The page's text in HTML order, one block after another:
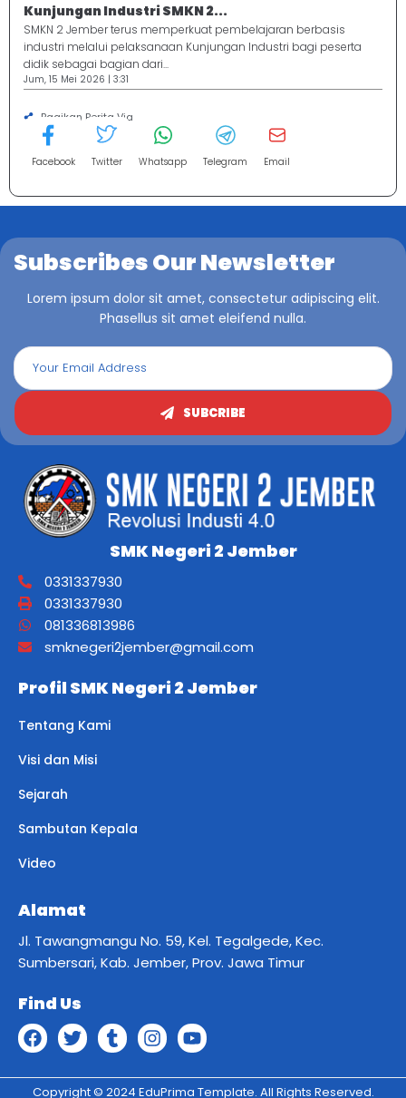
Kunjungan Industri SMKN 2...
SMKN 2 Jember terus memperkuat pembelajaran berbasis
industri melalui pelaksanaan Kunjungan Industri bagi peserta
didik sebagai bagian dari...
Jum, 15 Mei 2026 | 3:31
Bagikan Berita Via
Facebook Twitter Whatsapp Telegram Email
Subscribes Our Newsletter
Lorem ipsum dolor sit amet, consectetur adipiscing elit.
Phasellus sit amet eleifend nulla.
SUBCRIBE
SMK Negeri 2 Jember
0331337930
0331337930
081336813986
smknegeri2jember@gmail.com
Profil SMK Negeri 2 Jember
Tentang Kami
Visi dan Misi
Sejarah
Sambutan Kepala
Video
Alamat
Jl. Tawangmangu No. 59, Kel. Tegalgede, Kec.
Sumbersari, Kab. Jember, Prov. Jawa Timur
Find Us
Copyright © 2024 EduPrima Template. All Rights Reserved.